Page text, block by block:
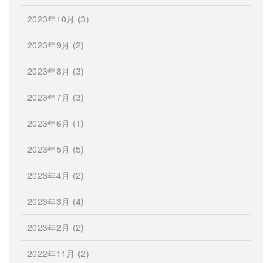
2023年10月 (3)
2023年9月 (2)
2023年8月 (3)
2023年7月 (3)
2023年6月 (1)
2023年5月 (5)
2023年4月 (2)
2023年3月 (4)
2023年2月 (2)
2022年11月 (2)